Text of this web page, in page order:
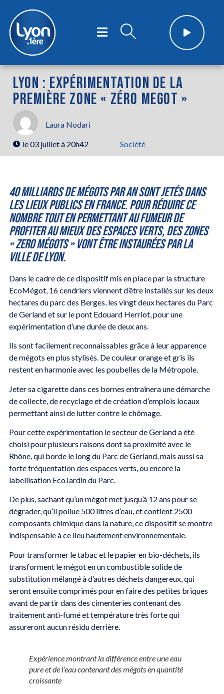
LYON : EXPÉRIMENTATION DE LA
PREMIÈRE ZONE « ZÉRO MEGOT »
Laura Nodari
le03 juillet à 20h42 Société
40 milliards de mégots par an sont jetés dans
les lieux publics en France. Pour réduire ce
nombre tout en permettant au fumeur de
profiter au mieux des espaces verts, des zones
« zero Mégots » vont être instaurées par la
Ville de Lyon.
Dans le cadre de ce dispositif mis en place par la structure
EcoMégot, 16 cendriers viennent d’être installés sur les deux
hectares du parc des Berges, les vingt deux hectares du Parc
de Gerland et sur le pont Edouard Herriot, pour une
expérimentation d’une durée de deux ans.
Ils sont facilement reconnaissables grâce à leur apparence
de mégots en plus stylisés. De couleur orange et gris ils
restent en harmonie avec les poubelles de la Métropole.
Jeter sa cigarette dans ces bornes entraînera une démarche
de collecte, de recyclage et de création d’emplois locaux
permettant ainsi de lutter contre le chômage.
Pour cette expérimentation le secteur de Gerland a été
choisi pour plusieurs raisons dont sa proximité avec le
Rhône, qui borde le long du Parc de Gerland, mais aussi sa
forte fréquentation des espaces verts, ou encore la
labellisation EcoJardin du Parc.
De plus, sachant qu’un mégot met jusqu’à 12 ans pour se
dégrader, qu’il pollue 500 litres d’eau, et contient 2500
composants chimique dans la nature, ce dispositif se montre
indispensable à ce lieu hautement environnementale.
Pour transformer le tabac et le papier en bio-déchets, ils
transforment le mégot en un combustible solide de
substitution mélangé à d’autres déchets dangereux, qui
seront ensuite comprimés pour en faire des petites briques
avant de partir dans des cimenteries contenant des
traitement anti-fumé et température très forte qui
assureront aucun résidu derrière.
Expérience montrant la différence entre une eau
pure et de l’eau contenant des mégots en quantité
croissante